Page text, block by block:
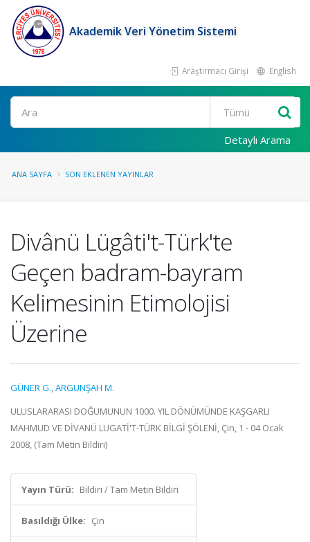
Akademik Veri Yönetim Sistemi
Araştırmacı Girişi English
Ara
Detaylı Arama
ANA SAYFA SON EKLENEN YAYINLAR
Divânü Lügâti't-Türk'te
Geçen badram-bayram
Kelimesinin Etimolojisi
Üzerine
GÜNER G.,ARGUNŞAH M.
ULUSLARARASI DOĞUMUNUN 1000. YIL DÖNÜMÜNDE KAŞGARLI
MAHMUD VE DİVANÜ LUGATİ'T-TÜRK BİLGİ ŞÖLENİ, Çin, 1 - 04 Ocak
2008, (Tam Metin Bildiri)
Yayın Türü: Bildiri / Tam Metin Bildiri
Basıldığı Ülke: Çin